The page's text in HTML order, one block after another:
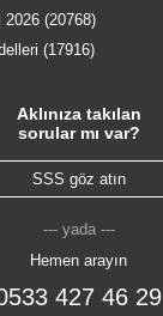
2026 (20768)
(17916)
Aklınıza takılan
sorular mı var?
SSS göz atın
--- yada ---
Hemen arayın
427 46 29